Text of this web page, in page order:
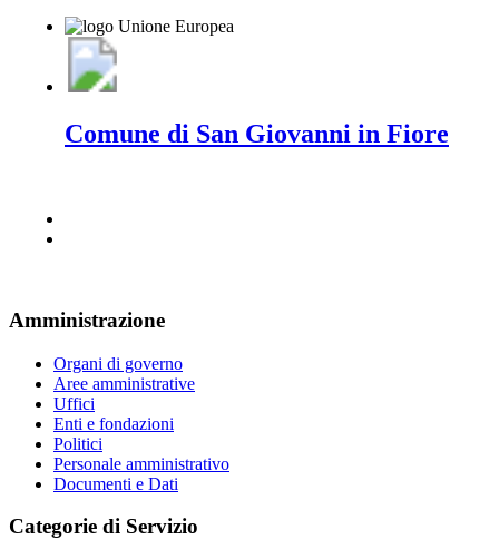
Comune di San Giovanni in Fiore
Amministrazione
Organi di governo
Aree amministrative
Uffici
Enti e fondazioni
Politici
Personale amministrativo
Documenti e Dati
Categorie di Servizio